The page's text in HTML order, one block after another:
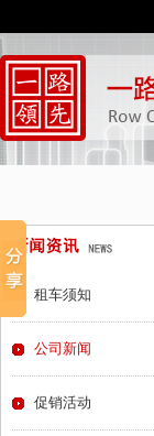
租车须知
公司新闻
促销活动